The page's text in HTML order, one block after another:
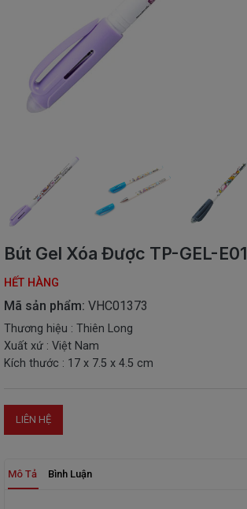
SÁCH
TIẾNG
VIỆT
VPP
-
ĐỒ
DÙNG
SINH
QUÀ
TẶNG
ĐỒ
CHƠI
-
STEM
Bút Gel Xóa Được TP-GEL-E01
HẾT HÀNG
Mã sản phẩm: VHC01373
Thương hiệu : Thiên Long
Xuất xứ : Việt Nam
Kích thước : 17 x 7.5 x 4.5 cm
LIÊN HỆ
Mô Tả Bình Luận